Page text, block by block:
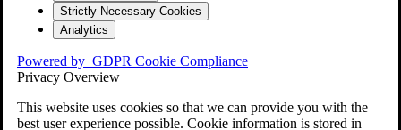
Strictly Necessary Cookies
Analytics
Powered by GDPR Cookie Compliance
Privacy Overview
This website uses cookies so that we can provide you with the
best user experience possible. Cookie information is stored in